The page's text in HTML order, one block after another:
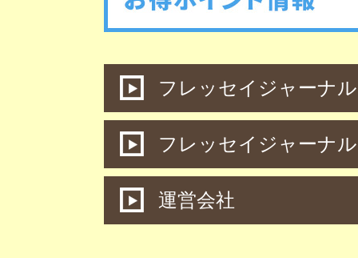
フレッセイジャーナ
フレッセイジャーナ
運営会社